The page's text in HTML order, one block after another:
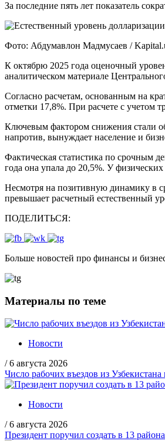
За последние пять лет показатель
Фото: Абдумавлон Мадмусаев /
К октябрю 2025 года оценочный
аналитическом материале
Согласно расчетам, основанным на
отметки 17,8%. При расчете с учетом
Ключевым фактором снижения стали
напротив, вынуждает население и
Фактическая статистика по срочным
года она упала до 20,5%. У физических
Несмотря на позитивную динамику в
превышает расчетный естественный
ПОДЕЛИТЬСЯ:
Больше новостей про финансы и
Материалы по теме
Новости
/ 6 августа 2026
Число рабочих въездов из
Новости
/ 6 августа 2026
Президент поручил создать в 13